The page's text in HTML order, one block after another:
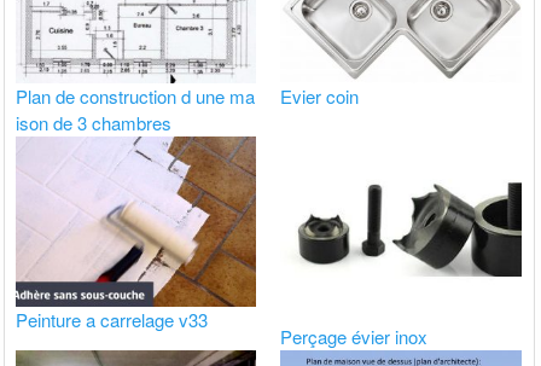
Plan de construction d une ma
ison de 3 chambres
Evier coin
Peinture a carrelage v33
Perçage évier inox